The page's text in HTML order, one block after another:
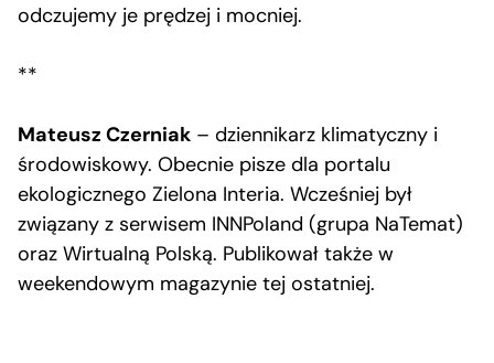
odczujemy je prędzej i mocniej.
**
Mateusz Czerniak – dziennikarz klimatyczny i
środowiskowy. Obecnie pisze dla portalu
ekologicznego Zielona Interia. Wcześniej był
związany z serwisem INNPoland (grupa NaTemat)
oraz Wirtualną Polską. Publikował także w
weekendowym magazynie tej ostatniej.